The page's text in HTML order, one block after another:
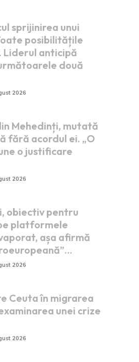
sprijinirea unui
posibilitățile
Liderul anticipă
două
2026
Mehedinți, mutată
fără acordul ei. „O
o justificare
2026
obiectiv pentru
platformele
așa afirmă
2026
Ceuta în migrarea
unei crize
2026